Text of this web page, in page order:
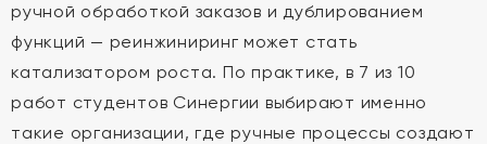
ручной обработкой заказов и дублированием
функций — реинжиниринг может стать
катализатором роста. По практике, в 7 из 10
работ студентов Синергии выбирают именно
такие организации, где ручные процессы создают